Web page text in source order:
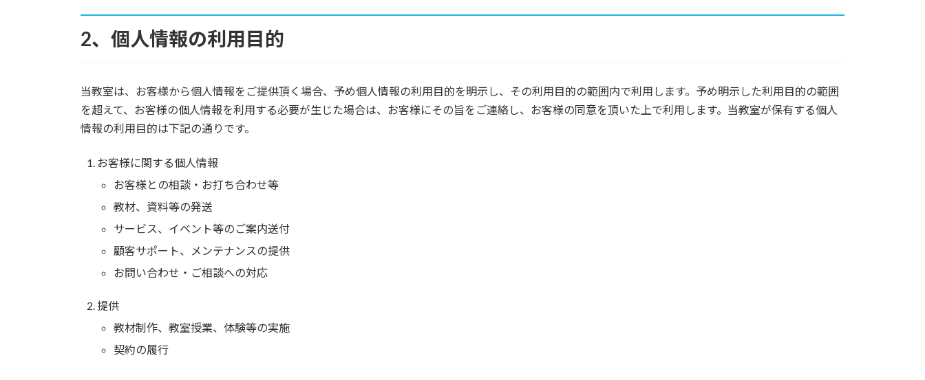
2、個人情報の利用目的
当教室は、お客様から個人情報をご提供頂く場合、予め個人情報の利用目的を明示し、その利用目的の範囲内で利用します。予め明示した利用目的の範囲
を超えて、お客様の個人情報を利用する必要が生じた場合は、お客様にその旨をご連絡し、お客様の同意を頂いた上で利用します。当教室が保有する個人
情報の利用目的は下記の通りです。
お客様に関する個人情報
お客様との相談・お打ち合わせ等
教材、資料等の発送
サービス、イベント等のご案内送付
顧客サポート、メンテナンスの提供
お問い合わせ・ご相談への対応
提供
教材制作、教室授業、体験等の実施
契約の履行